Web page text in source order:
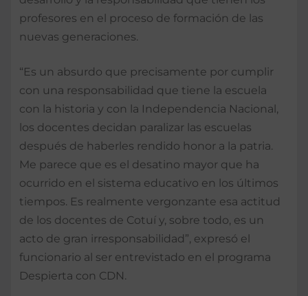
profesores en el proceso de formación de las
nuevas generaciones.
“Es un absurdo que precisamente por cumplir
con una responsabilidad que tiene la escuela
con la historia y con la Independencia Nacional,
los docentes decidan paralizar las escuelas
después de haberles rendido honor a la patria.
Me parece que es el desatino mayor que ha
ocurrido en el sistema educativo en los últimos
tiempos. Es realmente vergonzante esa actitud
de los docentes de Cotuí y, sobre todo, es un
acto de gran irresponsabilidad”, expresó el
funcionario al ser entrevistado en el programa
Despierta con CDN.